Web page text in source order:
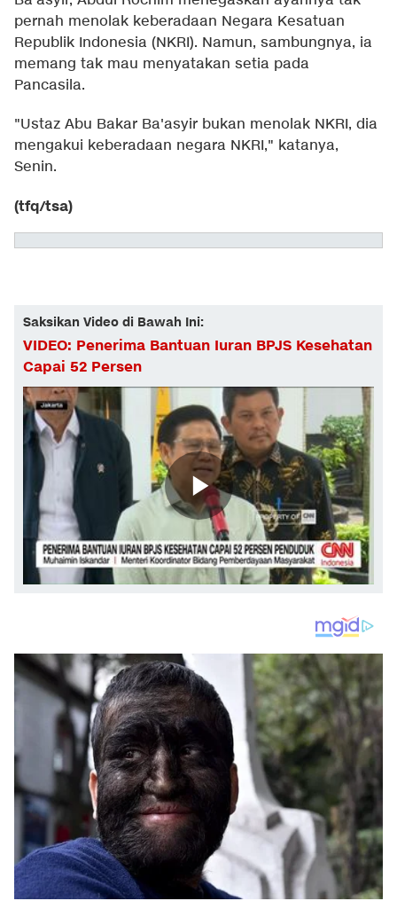
pernah menolak keberadaan Negara Kesatuan
Republik Indonesia (NKRI). Namun, sambungnya, ia
memang tak mau menyatakan setia pada
Pancasila.
"Ustaz Abu Bakar Ba'asyir bukan menolak NKRI, dia
mengakui keberadaan negara NKRI," katanya,
Senin.
(tfq/tsa)
Saksikan Video di Bawah Ini:
VIDEO: Penerima Bantuan Iuran BPJS Kesehatan
Capai 52 Persen